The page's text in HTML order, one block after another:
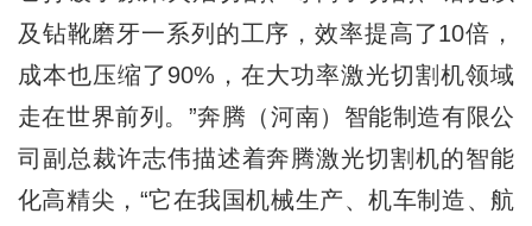
及钻靴磨牙一系列的工序，效率提高了10倍，
成本也压缩了90%，在大功率激光切割机领域
走在世界前列。”奔腾（河南）智能制造有限公
司副总裁许志伟描述着奔腾激光切割机的智能
化高精尖，“它在我国机械生产、机车制造、航